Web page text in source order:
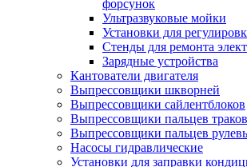
форсунок
Ультразвуковые мойки
Установки для
Стенды для ремонта
Зарядные устройства
Кантователи двигателя
Выпрессовщики шкворней
Выпрессовщики сайлентблоков
Выпрессовщики пальцев
Выпрессовщики пальцев
Насосы гидравлические
Установки для заправки